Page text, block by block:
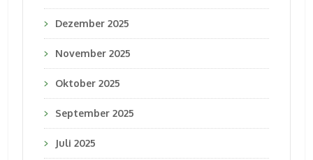
Dezember 2025
November 2025
Oktober 2025
September 2025
Juli 2025